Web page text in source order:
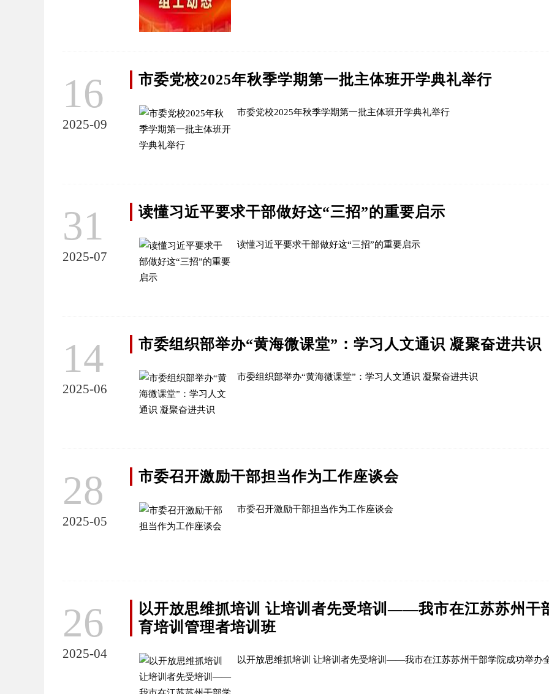
16
2025-09
市委党校2025年秋季学期第一批主体班开学典礼举行
市委党校2025年秋季学期第一批主体班开学典礼举行
31
2025-07
读懂习近平要求干部做好这“三招”的重要启示
读懂习近平要求干部做好这“三招”的重要启示
14
2025-06
市委组织部举办“黄海微课堂”：学习人文通识 凝聚奋进共识
市委组织部举办“黄海微课堂”：学习人文通识 凝聚奋进共识
28
2025-05
市委召开激励干部担当作为工作座谈会
市委召开激励干部担当作为工作座谈会
26
2025-04
以开放思维抓培训 让培训者先受培训——我市在江苏苏州干
育培训管理者培训班
以开放思维抓培训 让培训者先受培训——我市在江苏苏州干部学院成功举办